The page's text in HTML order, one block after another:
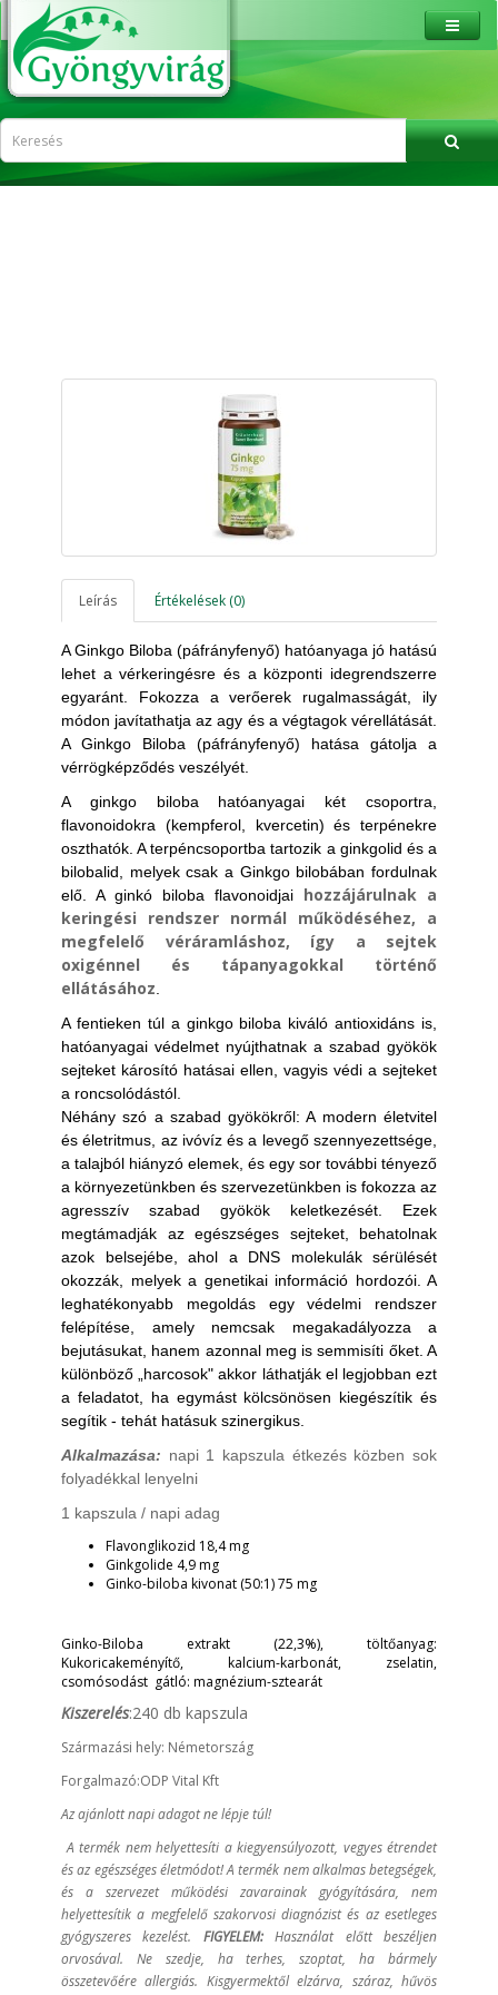
Leírás Értékelések (0)
A Ginkgo Biloba (páfrányfenyő) hatóanyaga jó hatású
lehet a vérkeringésre és a központi idegrendszerre
egyaránt. Fokozza a verőerek rugalmasságát, ily
módon javítathatja az agy és a végtagok vérellátását.
A Ginkgo Biloba (páfrányfenyő) hatása gátolja a
vérrögképződés veszélyét.
A ginkgo biloba hatóanyagai két csoportra,
flavonoidokra (kempferol, kvercetin) és terpénekre
oszthatók. A terpéncsoportba tartozik a ginkgolid és a
bilobalid, melyek csak a Ginkgo bilobában fordulnak
elő. A ginkó biloba flavonoidjai hozzájárulnak a
keringési rendszer normál működéséhez, a
megfelelő véráramláshoz, így a sejtek
oxigénnel és tápanyagokkal történő
ellátásához
A fentieken túl a ginkgo biloba kiváló antioxidáns is,
hatóanyagai védelmet nyújthatnak a szabad gyökök
sejteket károsító hatásai ellen, vagyis védi a sejteket
a roncsolódástól.
Néhány szó a szabad gyökökről: A modern életvitel
és életritmus, az ivóvíz és a levegő szennyezettsége,
a talajból hiányzó elemek, és egy sor további tényező
a környezetünkben és szervezetünkben is fokozza az
agresszív szabad gyökök keletkezését. Ezek
megtámadják az egészséges sejteket, behatolnak
azok belsejébe, ahol a DNS molekulák sérülését
okozzák, melyek a genetikai információ hordozói. A
leghatékonyabb megoldás egy védelmi rendszer
felépítése, amely nemcsak megakadályozza a
bejutásukat, hanem azonnal meg is semmisíti őket. A
különböző „harcosok" akkor láthatják el legjobban ezt
a feladatot, ha egymást kölcsönösen kiegészítik és
segítik - tehát hatásuk szinergikus.
Alkalmazása: napi 1 kapszula étkezés közben sok
folyadékkal lenyelni
1 kapszula / napi adag
Flavonglikozid 18,4 mg
Ginkgolide 4,9 mg
Ginko-biloba kivonat (50:1) 75 mg
Ginko-Biloba extrakt (22,3%), töltőanyag:
Kukoricakeményítő, kalcium-karbonát, zselatin,
csomósodást gátló: magnézium-sztearát
Kiszerelés:240 db kapszula
Származási hely: Németország
Forgalmazó:ODP Vital Kft
Az ajánlott napi adagot ne lépje túl!
A termék nem helyettesíti a kiegyensúlyozott, vegyes étrendet
és az egészséges életmódot!A termék nem alkalmas betegségek,
és a szervezet működési zavarainak gyógyítására, nem
helyettesítik a megfelelő szakorvosi diagnózist és az esetleges
gyógyszeres kezelést.
FIGYELEM:Használat előtt beszéljen
orvosával. Ne szedje, ha terhes, szoptat, ha bármely
összetevőére allergiás. Kisgyermektől elzárva, száraz, hűvös